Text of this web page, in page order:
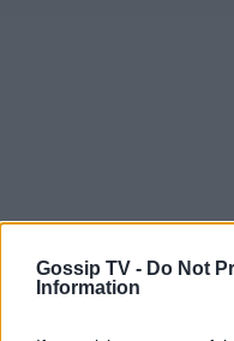
Gossip TV - Do Not
Information